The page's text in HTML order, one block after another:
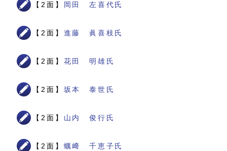
【2面】 岡田 左喜代氏
【2面】 進藤 眞喜枝氏
【2面】 花田 明雄氏
【2面】 坂本 泰世氏
【2面】 山内 俊行氏
【2面】 蠣﨑 千恵子氏